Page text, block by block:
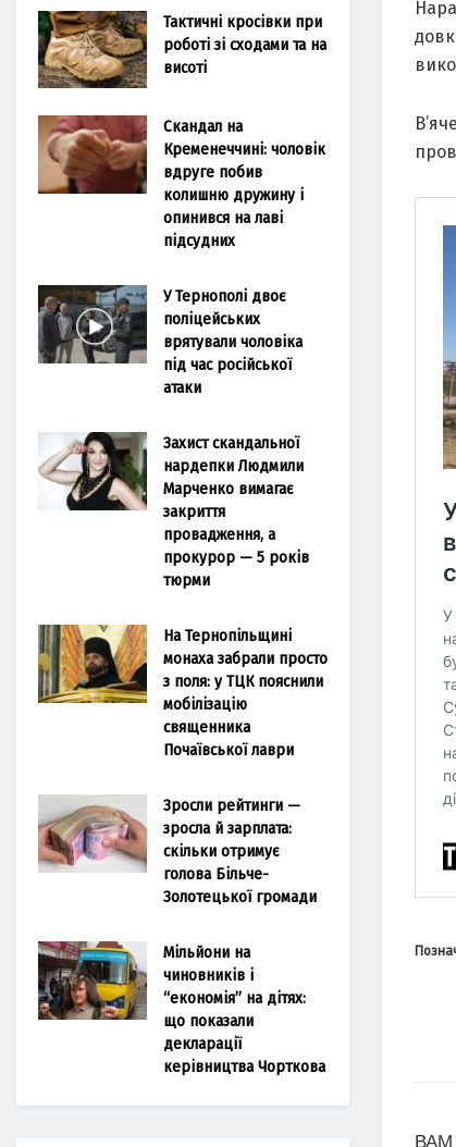
Тактичні кросівки при
роботі зі сходами та на
висоті
Скандал на
Кременеччині: чоловік
вдруге побив
колишню дружину і
опинився на лаві
підсудних
У Тернополі двоє
поліцейських
врятували чоловіка
під час російської
атаки
Захист скандальної
нардепки Людмили
Марченко вимагає
закриття
провадження, а
прокурор — 5 років
тюрми
На Тернопільщині
монаха забрали просто
з поля: у ТЦК пояснили
мобілізацію
священника
Почаївської лаври
Зросли рейтинги —
зросла й зарплата:
скільки отримує
голова Більче-
Золотецької громади
Мільйони на
чиновників і
“економія” на дітях:
що показали
декларації
керівництва Чорткова